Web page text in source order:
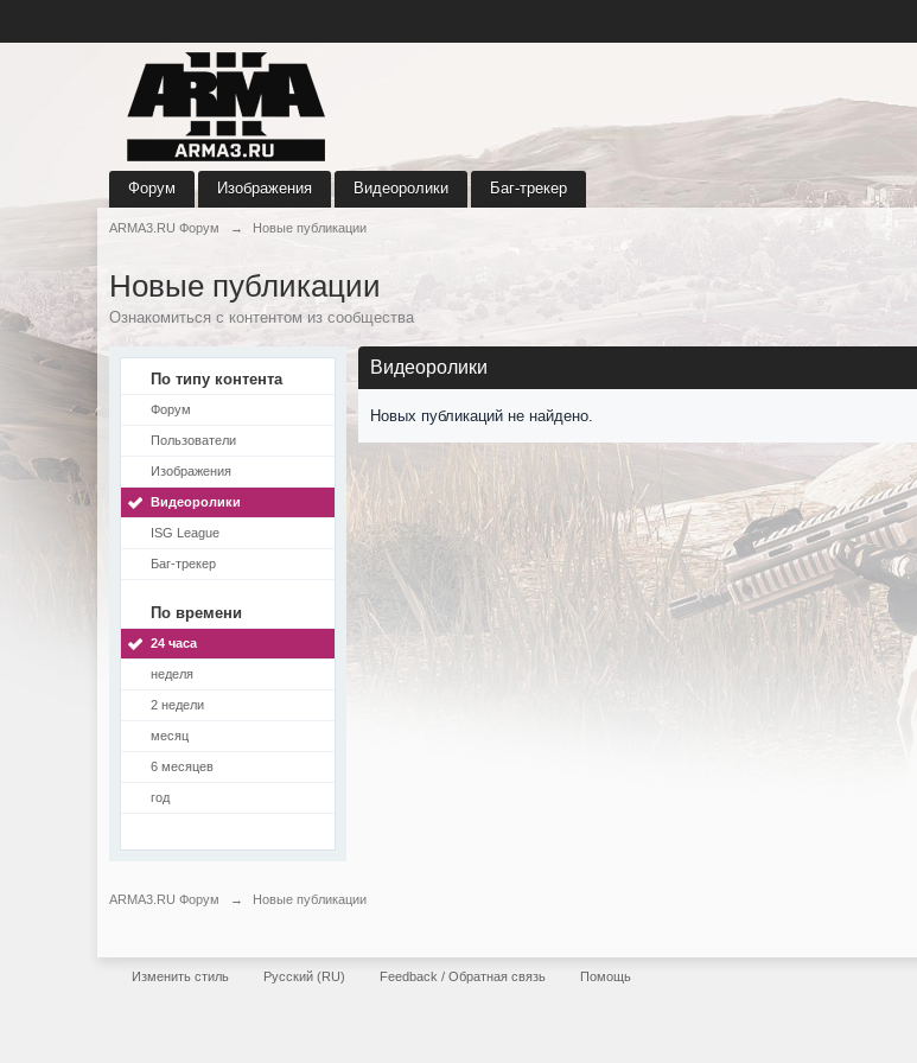
Форум Изображения Видеоролики Баг-трекер
ARMA3.RU Форум → Новые публикации
Новые публикации
Ознакомиться с контентом из сообщества
По типу контента
Форум
Пользователи
Изображения
Видеоролики
ISG League
Баг-трекер
По времени
24 часа
неделя
2 недели
месяц
6 месяцев
год
Видеоролики
Новых публикаций не найдено.
ARMA3.RU Форум → Новые публикации
Изменить стиль Русский (RU) Feedback / Обратная связь Помощь